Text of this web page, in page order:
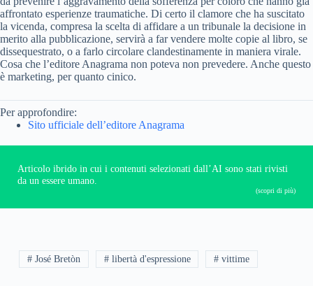
affrontato esperienze traumatiche. Di certo il clamore che ha suscitato
la vicenda, compresa la scelta di affidare a un tribunale la decisione in
merito alla pubblicazione, servirà a far vendere molte copie al libro, se
dissequestrato, o a farlo circolare clandestinamente in maniera virale.
Cosa che l’editore Anagrama non poteva non prevedere. Anche questo
è marketing, per quanto cinico.
Per approfondire:
Sito ufficiale dell’editore Anagrama
Articolo ibrido in cui i contenuti selezionati dall’AI sono stati rivisti
da un essere umano.
(scopri di più)
# José Bretòn # libertà d'espressione # vittime